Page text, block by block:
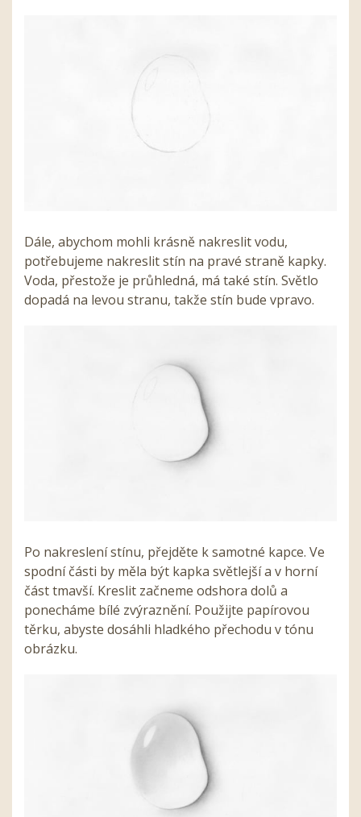
Dále, abychom mohli krásně nakreslit vodu,
potřebujeme nakreslit stín na pravé straně kapky.
Voda, přestože je průhledná, má také stín. Světlo
dopadá na levou stranu, takže stín bude vpravo.
Po nakreslení stínu, přejděte k samotné kapce. Ve
spodní části by měla být kapka světlejší a v horní
část tmavší. Kreslit začneme odshora dolů a
ponecháme bílé zvýraznění. Použijte papírovou
těrku, abyste dosáhli hladkého přechodu v tónu
obrázku.